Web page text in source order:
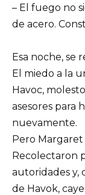
– El fuego no
de acero.
Esa noche, se
El miedo a la
Havoc,
asesores para
nuevamente.
Pero Margaret
Recolectaron
autoridades y,
de Havok,